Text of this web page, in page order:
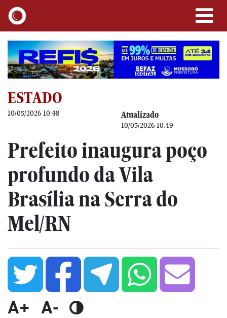
ESTADO
10/05/2026 10:48 Atualizado
10/05/2026 10:49
Prefeito inaugura poço
profundo da Vila
Brasília na Serra do
Mel/RN
A+ A-